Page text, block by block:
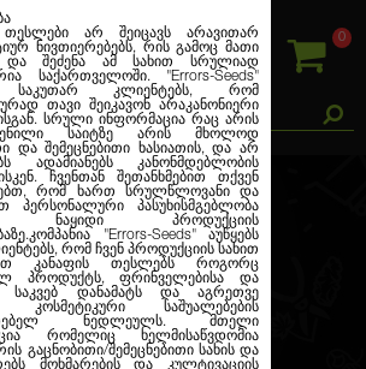
0
თესლები არ შეიცავს არავითარ
ნივთიერებებს, რის გამოც მათი
და შეძენა ამ სახით სრულიად
საქართველოში. "Errors-Seeds"
საკუთარ კლიენტებს, რომ
თავი შეიკავონ არაკანონიერი
სრული ინფორმაცია რაც არის
საიტზე არის მხოლოდ
და შემეცნებითი ხასიათის, და არ
ადამიანებს კანონმდებლობის
ჩვენთან შეთანხმებით თქვენ
რომ ხართ სრულწლოვანი და
პერსონალური პასუხისმგებლობა
ნაყიდი პროდუქციის
"Errors-Seeds" აუწყებს
რომ ჩვენ პროდუქციის სახით
კანაფის თესლებს როგორც
პროდუქტს, ფრინველებისა და
საკვებ დანამატს და აგრეთვე
კოსმეტიკური საშუალებების
ნედლეულს. მთელი
რომელიც ხელმისაწვდომია
გაცნობითი/შემეცნებითი სახის და
მოხმარების და კულტივაციის
Gold